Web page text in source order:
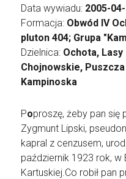
Data wywiadu: 2005-
Formacja: Obwód IV
pluton 404; Grupa
Dzielnica: Ochota, Lasy
Chojnowskie, Puszcza
Kampinoska
Poproszę, żeby pan się
Zygmunt Lipski,
kapral z cenzusem,
październik 1923 rok, w
Kartuskiej.Co robił pan